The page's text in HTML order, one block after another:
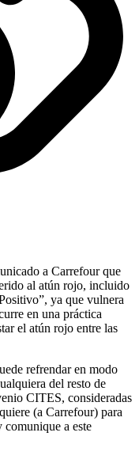
a Carrefour que
al atún rojo, incluido
ya que vulnera
en una práctica
el atún rojo entre las
refrendar en modo
del resto de
CITES, consideradas
(a Carrefour) para
a este